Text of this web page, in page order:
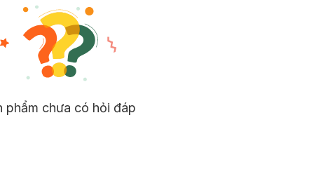
phẩm chưa có hỏi đáp